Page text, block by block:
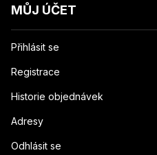
MŮJ ÚČET
Přihlásit se
Registrace
Historie objednávek
Adresy
Odhlásit se